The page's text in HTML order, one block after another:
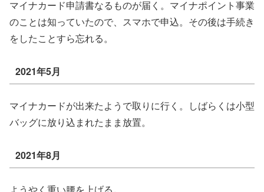
マイナカード申請書なるものが届く。マイナポイント事業
のことは知っていたので、スマホで申込。その後は手続き
をしたことすら忘れる。
2021年5月
マイナカードが出来たようで取りに行く。しばらくは小型
バッグに放り込まれたまま放置。
2021年8月